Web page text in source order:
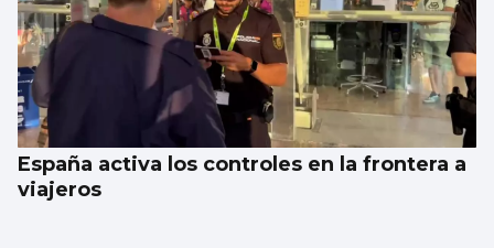
España activa los controles en la frontera a
viajeros